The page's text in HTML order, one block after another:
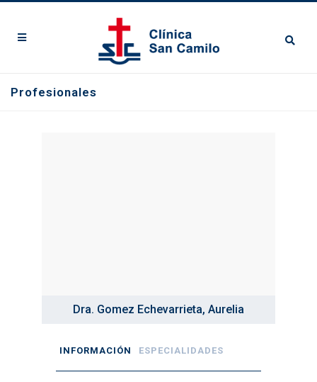
Profesionales
Dra. Gomez Echevarrieta, Aurelia
INFORMACIÓN ESPECIALIDADES